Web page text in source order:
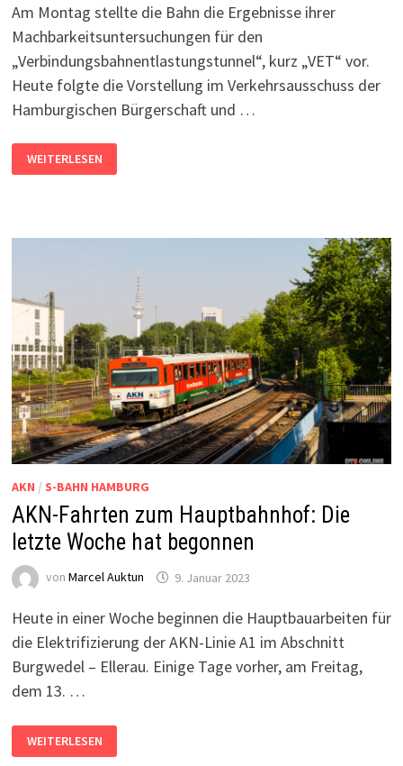
Am Montag stellte die Bahn die Ergebnisse ihrer
Machbarkeitsuntersuchungen für den
„Verbindungsbahnentlastungstunnel“, kurz „VET“ vor.
Heute folgte die Vorstellung im Verkehrsausschuss der
Hamburgischen Bürgerschaft und …
DIE
PLANUNGEN
DES
WEITERLESEN
AKN / S-BAHN HAMBURG
AKN-Fahrten zum Hauptbahnhof: Die
letzte Woche hat begonnen
von Marcel Auktun 9. Januar 2023
Heute in einer Woche beginnen die Hauptbauarbeiten für
die Elektrifizierung der AKN-Linie A1 im Abschnitt
Burgwedel – Ellerau. Einige Tage vorher, am Freitag,
dem 13. …
FAHRTEN
ZUM
WEITERLESEN